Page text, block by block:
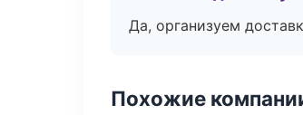
Да, организуем
Похожие